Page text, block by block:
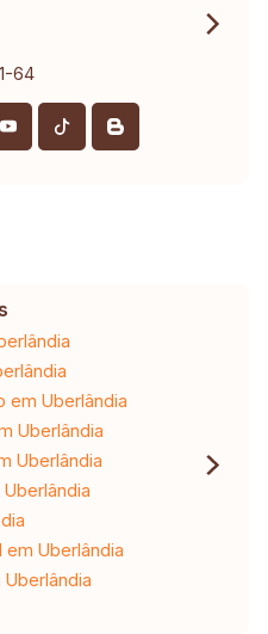
64
em Uberlândia
Uberlândia
Uberlândia
Uberlândia